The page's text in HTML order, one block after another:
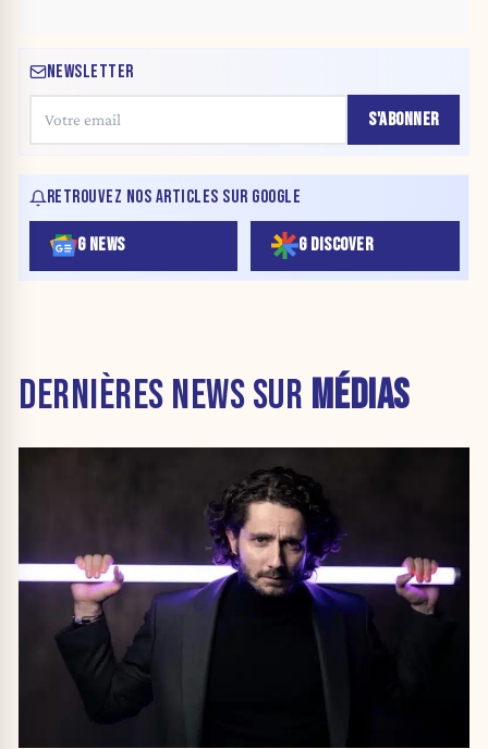
NEWSLETTER
S'ABONNER
RETROUVEZ NOS ARTICLES SUR GOOGLE
G NEWS G DISCOVER
DERNIÈRES NEWS SUR MÉDIAS